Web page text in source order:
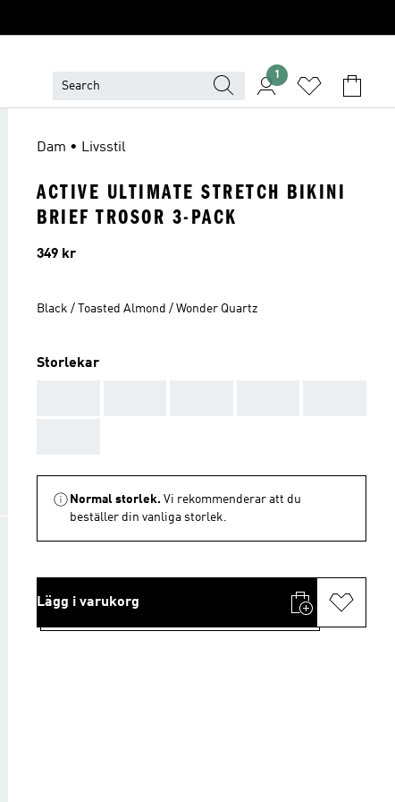
1
Dam • Livsstil
ACTIVE ULTIMATE STRETCH BIKINI
BRIEF TROSOR 3-PACK
Pris
349 kr
Black / Toasted Almond / Wonder Quartz
Storlekar
Normal storlek. Vi rekommenderar att du
beställer din vanliga storlek.
Lägg i varukorg